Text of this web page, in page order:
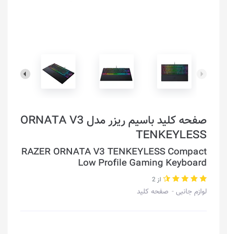
صفحه کلید باسیم ریزر مدل ORNATA V3
TENKEYLESS
RAZER ORNATA V3 TENKEYLESS Compact
Low Profile Gaming Keyboard
از 2
لوازم جانبی صفحه کلید